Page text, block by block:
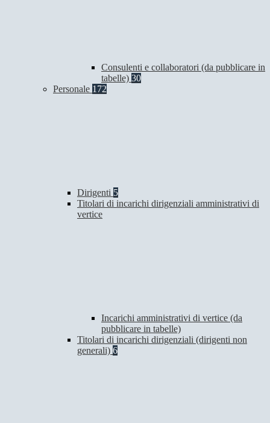
Consulenti e collaboratori (da pubblicare in
tabelle) 30
Personale 172
Dirigenti 5
Titolari di incarichi dirigenziali amministrativi di
vertice
Incarichi amministrativi di vertice (da
pubblicare in tabelle)
Titolari di incarichi dirigenziali (dirigenti non
generali) 6